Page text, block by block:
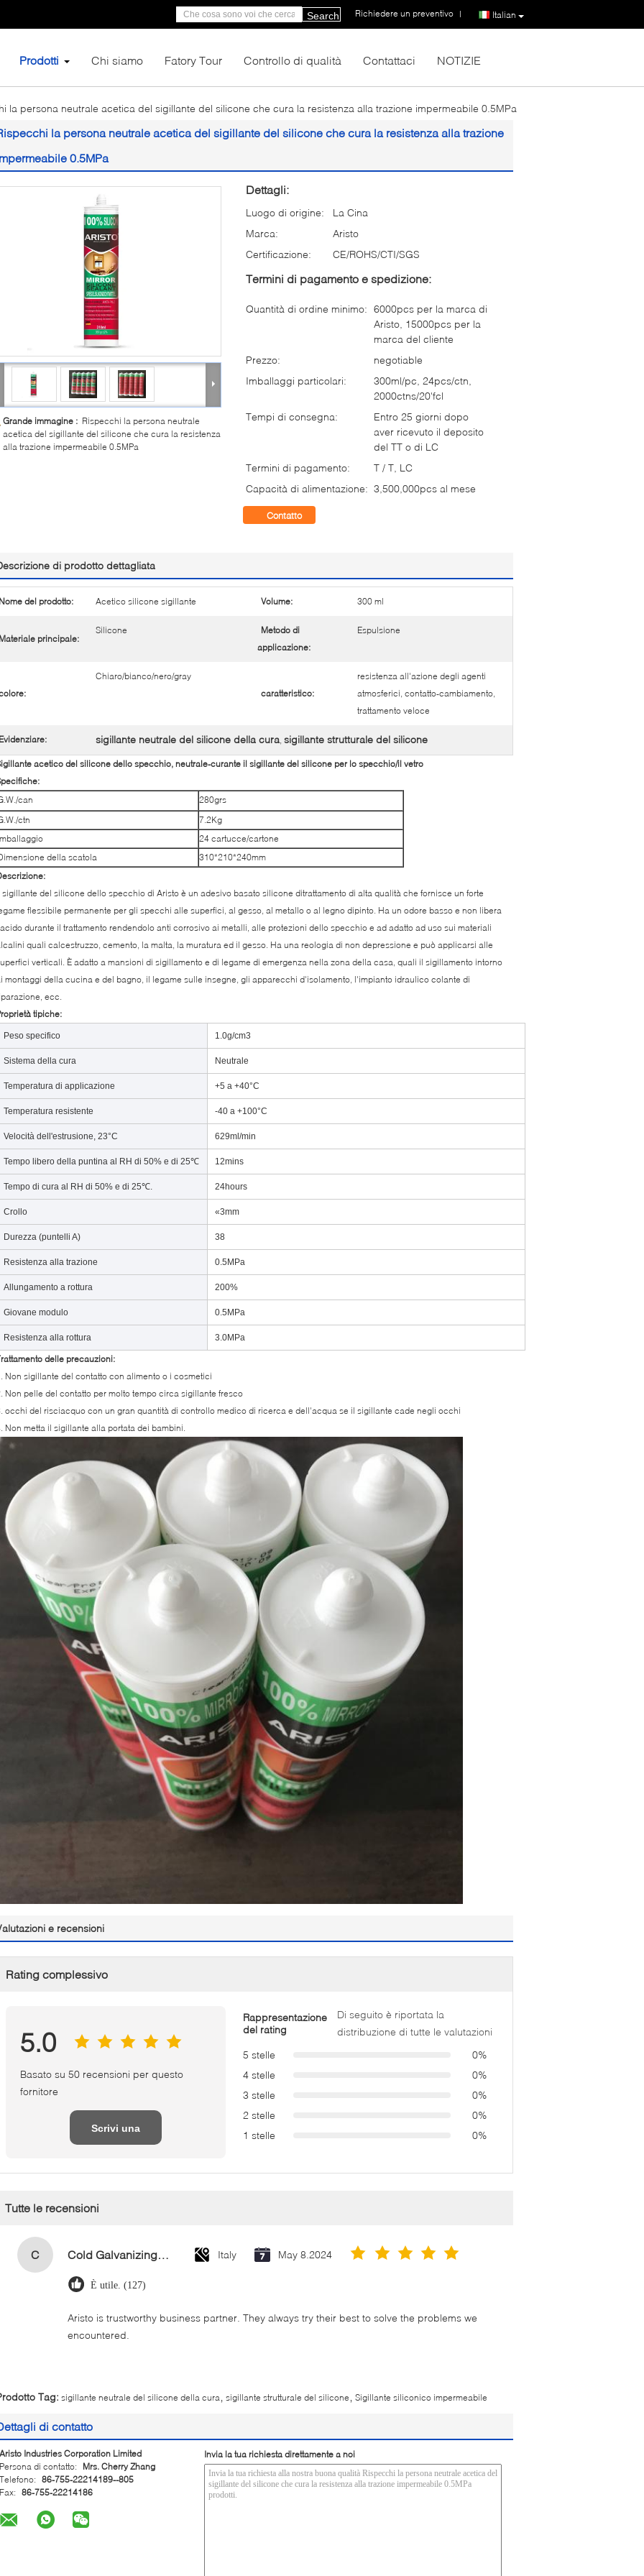
Italian
Richiedere un preventivo |
Search
Prodotti Chi siamo Fatory Tour Controllo di qualità Contattaci NOTIZIE
la persona neutrale acetica del sigillante del silicone che cura la resistenza alla trazione impermeabile 0.5MPa
la persona neutrale acetica del sigillante del silicone che cura la resistenza alla trazione
0.5MPa
Grande immagine : Rispecchi la persona neutrale
acetica del sigillante del silicone che cura la resistenza
alla trazione impermeabile 0.5MPa
Dettagli:
Luogo di origine:
La Cina
Marca:
Aristo
Certificazione:
CE/ROHS/CTI/SGS
Termini di pagamento e spedizione:
Quantità di ordine minimo: 6000pcs per la marca di
Aristo, 15000pcs per la
marca del cliente
Prezzo:
negotiable
Imballaggi particolari:
300ml/pc, 24pcs/ctn,
2000ctns/20'fcl
Tempi di consegna:
Entro 25 giorni dopo
aver ricevuto il deposito
del TT o di LC
Termini di pagamento:
T / T, LC
Capacità di alimentazione: 3,500,000pcs al mese
Contatto
di prodotto dettagliata
Nome del prodotto: Acetico silicone sigillante Volume: 300 ml
Materiale principale:
Silicone
Metodo di
applicazione:
Espulsione
Chiaro/bianco/nero/gray
caratteristico:
resistenza all'azione degli agenti
atmosferici, contatto-cambiamento,
trattamento veloce
Evidenziare: sigillante neutrale del silicone della cura, sigillante strutturale del silicone
acetico del silicone dello specchio, neutrale-curante il sigillante del silicone per lo specchio/il vetro
can
280grs
ctn
7.2Kg
24 cartucce/cartone
della scatola
310*210*240mm
sigillante del silicone dello specchio di Aristo è un adesivo basato silicone ditrattamento di alta qualità che fornisce un forte
flessibile permanente per gli specchi alle superfici, al gesso, al metallo o al legno dipinto. Ha un odore basso e non libera
durante il trattamento rendendolo anti corrosivo ai metalli, alle protezioni dello specchio e ad adatto ad uso sui materiali
quali calcestruzzo, cemento, la malta, la muratura ed il gesso. Ha una reologia di non depressione e può applicarsi alle
verticali. È adatto a mansioni di sigillamento e di legame di emergenza nella zona della casa, quali il sigillamento intorno
montaggi della cucina e del bagno, il legame sulle insegne, gli apparecchi d'isolamento, l'impianto idraulico colante di
ecc.
tipiche:
Peso specifico 1.0g/cm3
Sistema della cura Neutrale
Temperatura di applicazione +5 a +40°C
Temperatura resistente -40 a +100°C
Velocità dell'estrusione, 23°C 629ml/min
Tempo libero della puntina al RH di 50% e di 25℃ 12mins
Tempo di cura al RH di 50% e di 25℃. 24hours
Crollo «3mm
Durezza (puntelli A) 38
Resistenza alla trazione 0.5MPa
Allungamento a rottura 200%
Giovane modulo 0.5MPa
Resistenza alla rottura 3.0MPa
delle precauzioni:
Non sigillante del contatto con alimento o i cosmetici
Non pelle del contatto per molto tempo circa sigillante fresco
occhi del risciacquo con un gran quantità di controllo medico di ricerca e dell'acqua se il sigillante cade negli occhi
Non metta il sigillante alla portata dei bambini.
e recensioni
Rating complessivo
5.0
Basato su 50 recensioni per questo
fornitore
Scrivi una
Rappresentazione
del rating
Di seguito è riportata la
distribuzione di tutte le valutazioni
5 stelle
0%
4 stelle
0%
3 stelle
0%
2 stelle
0%
1 stelle
0%
Tutte le recensioni
C Cold Galvanizing Zinc Spray Paint 400ml Italy May 8.2024
È utile. (127)
Aristo is trustworthy business partner. They always try their best to solve the problems we
encountered.
Tag: sigillante neutrale del silicone della cura sigillante strutturale del silicone Sigillante siliconico impermeabile
di contatto
Aristo Industries Corporation Limited
Persona di contatto:
Mrs. Cherry Zhang
Telefono: 86-755-22214189--805
Fax: 86-755-22214186
Invia la tua richiesta direttamente a noi